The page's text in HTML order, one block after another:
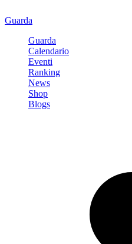
Guarda
Guarda
Calendario
Eventi
Ranking
News
Shop
Blogs